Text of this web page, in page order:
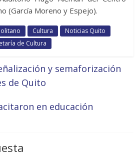
(García Moreno y Espejo).
Cultura
Noticias Quito
de Cultura
y semaforización
de Quito
en educación